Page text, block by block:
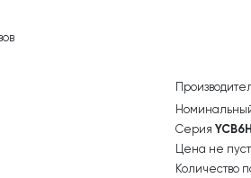
Серия
Цена не
Количество